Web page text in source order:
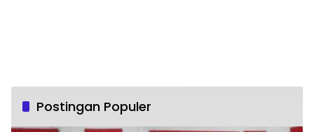
Postingan Populer